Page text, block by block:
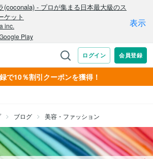
で10％割引クーポンを獲得！
ブログ 美容・ファッション